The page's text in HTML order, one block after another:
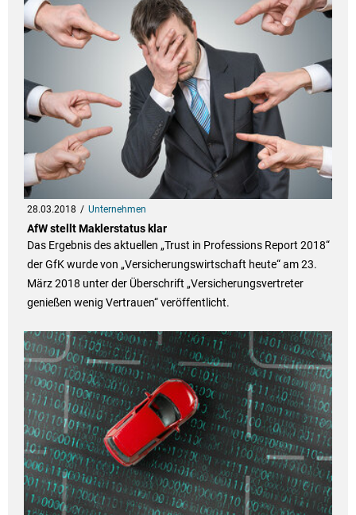
28.03.2018 Unternehmen
AfW stellt Maklerstatus klar
Das Ergebnis des aktuellen „Trust in Professions Report 2018“
der GfK wurde von „Versicherungswirtschaft heute“ am 23.
März 2018 unter der Überschrift „Versicherungsvertreter
genießen wenig Vertrauen“ veröffentlicht.